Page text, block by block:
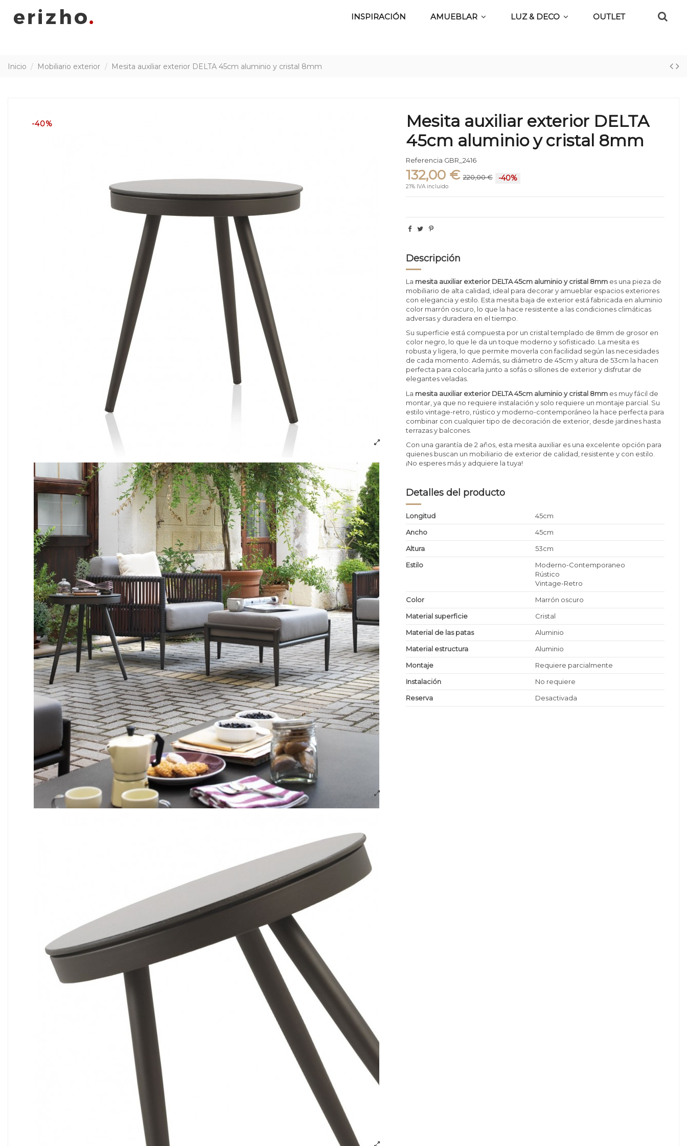
INSPIRACIÓN AMUEBLAR LUZ & DECO OUTLET
Inicio Mobiliario exterior Mesita auxiliar exterior DELTA 45cm aluminio y cristal 8mm
-40%
Mesita auxiliar exterior DELTA
45cm aluminio y cristal 8mm
Referencia GBR_2416
132,00 € 220,00 € -40%
21% IVA incluido
Descripción
La mesita auxiliar exterior DELTA 45cm aluminio y cristal 8mm es una pieza de
mobiliario de alta calidad, ideal para decorar y amueblar espacios exteriores
con elegancia y estilo. Esta mesita baja de exterior está fabricada en aluminio
color marrón oscuro, lo que la hace resistente a las condiciones climáticas
adversas y duradera en el tiempo.
Su superficie está compuesta por un cristal templado de 8mm de grosor en
color negro, lo que le da un toque moderno y sofisticado. La mesita es
robusta y ligera, lo que permite moverla con facilidad según las necesidades
de cada momento. Además, su diámetro de 45cm y altura de 53cm la hacen
perfecta para colocarla junto a sofás o sillones de exterior y disfrutar de
elegantes veladas.
La mesita auxiliar exterior DELTA 45cm aluminio y cristal 8mm es muy fácil de
montar, ya que no requiere instalación y solo requiere un montaje parcial. Su
estilo vintage-retro, rústico y moderno-contemporáneo la hace perfecta para
combinar con cualquier tipo de decoración de exterior, desde jardines hasta
terrazas y balcones.
Con una garantía de 2 años, esta mesita auxiliar es una excelente opción para
quienes buscan un mobiliario de exterior de calidad, resistente y con estilo.
¡No esperes más y adquiere la tuya!
Detalles del producto
Longitud
45cm
Ancho
45cm
Altura
53cm
Estilo
Moderno-Contemporaneo
Rústico
Vintage-Retro
Color
Marrón oscuro
Material superficie
Cristal
Material de las patas
Aluminio
Material estructura
Aluminio
Montaje
Requiere parcialmente
Instalación
No requiere
Reserva
Desactivada